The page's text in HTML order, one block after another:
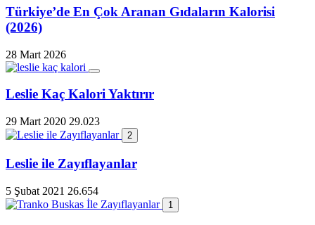
Türkiye’de En Çok Aranan Gıdaların Kalorisi
(2026)
28 Mart 2026
Leslie Kaç Kalori Yaktırır
29 Mart 2020 29.023
2
Leslie ile Zayıflayanlar
5 Şubat 2021 26.654
1